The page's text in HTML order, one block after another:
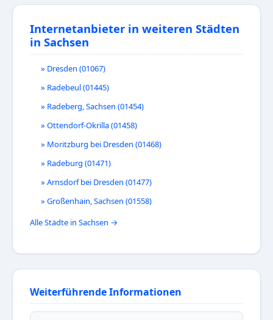
Internetanbieter in weiteren Städten
in Sachsen
» Dresden (01067)
» Radebeul (01445)
» Radeberg, Sachsen (01454)
» Ottendorf-Okrilla (01458)
» Moritzburg bei Dresden (01468)
» Radeburg (01471)
» Arnsdorf bei Dresden (01477)
» Großenhain, Sachsen (01558)
Alle Städte in Sachsen →
Weiterführende Informationen